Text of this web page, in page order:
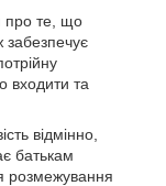
про те, що
забезпечує
входити та
відмінно,
батькам
розмежування